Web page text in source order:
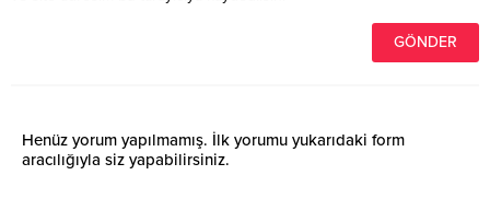
Henüz yorum yapılmamış. İlk yorumu yukarıdaki form
aracılığıyla siz yapabilirsiniz.